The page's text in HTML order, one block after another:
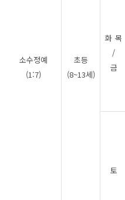
소수정예
(1:7)
초등
(8~13세)
화 목
/
금
토